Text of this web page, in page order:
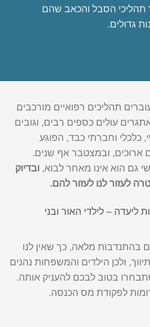
תהליכי הסבל והכאב שהם
גדולים.
תהליכים רפואיים מורכבים
עולים כספים רבים, וגובים
כלכלי וחברתי כבד, הפוגע
ובמצטבר אף שנים.
גם הוא אינו מאחר לבוא, ובדיוק
לעזור לנו לעזור להם.
ליעדה – לילדי האור ובני
בהתנדבות מלאה, כך שאין לנו
ולכן הילדים והמשפחות נהנים
שתבחרו בטוב לבכם להעניק אותה.